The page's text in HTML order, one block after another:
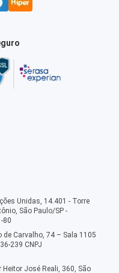
Unidas, 14.401 - Torre
São Paulo/SP -
80
de Carvalho, 74 – Sala 1105
239 CNPJ
Heitor José Reali, 360, São